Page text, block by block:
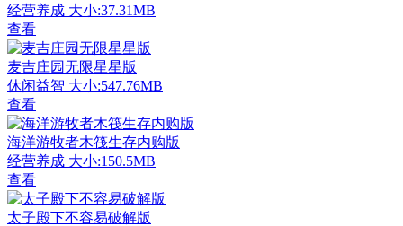
经营养成 大小:37.31MB
查看
麦吉庄园无限星星版
休闲益智 大小:547.76MB
查看
海洋游牧者木筏生存内购版
经营养成 大小:150.5MB
查看
太子殿下不容易破解版